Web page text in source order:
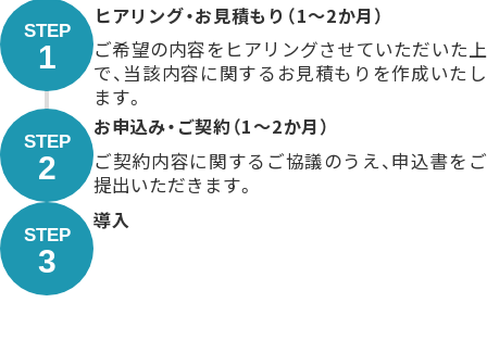
STEP
1
ヒアリング・お見積もり（1～2か月）
ご希望の内容をヒアリングさせていただいた上
で、当該内容に関するお見積もりを作成いたし
ます。
STEP
2
お申込み・ご契約（1～2か月）
ご契約内容に関するご協議のうえ、申込書をご
提出いただきます。
STEP
3
導入